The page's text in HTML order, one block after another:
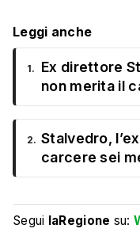
Leggi anche
1.
Ex direttore
non merita il
2. Stalvedro,
carcere sei
Segui laRegione su: